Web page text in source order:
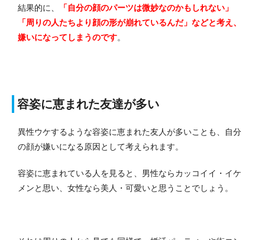
結果的に、
「自分の顔のパーツは微妙なのかもしれない」
「周りの人たちより顔の形が崩れているんだ」などと考え、
嫌いになってしまうのです。
容姿に恵まれた友達が多い
異性ウケするような容姿に恵まれた友人が多いことも、自分
の顔が嫌いになる原因として考えられます。
容姿に恵まれている人を見ると、男性ならカッコイイ・イケ
メンと思い、女性なら美人・可愛いと思うことでしょう。